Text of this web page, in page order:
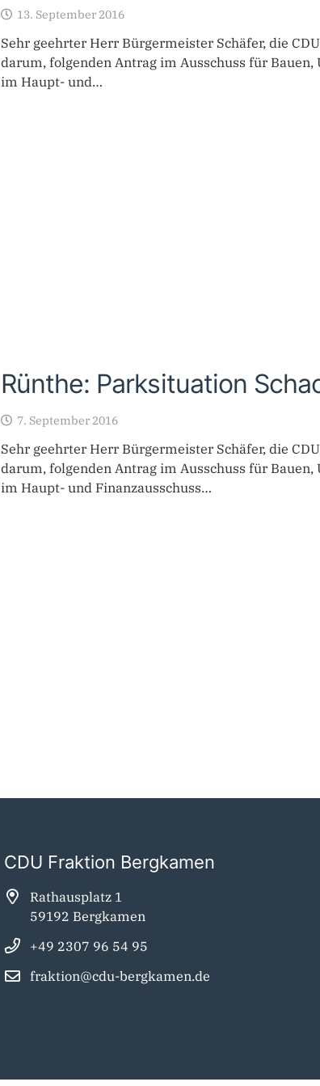
13. September 2016
Sehr geehrter Herr Bürgermeister Schäfer, die
darum, folgenden Antrag im Ausschuss für
im Haupt- und…
Rünthe: Parksituation
7. September 2016
Sehr geehrter Herr Bürgermeister Schäfer, die
darum, folgenden Antrag im Ausschuss für
im Haupt- und Finanzausschuss…
CDU Fraktion Bergkamen
Rathausplatz 1
59192 Bergkamen
+49 2307 96 54 95
fraktion@cdu-bergkamen.de